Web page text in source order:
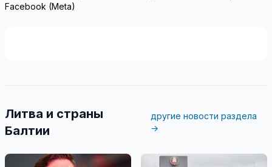
Facebook (Meta)
Литва и страны
Балтии
другие новости раздела
→